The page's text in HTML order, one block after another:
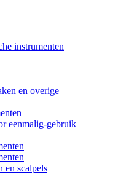
instrumenten
en overige
eenmalig-gebruik
en scalpels